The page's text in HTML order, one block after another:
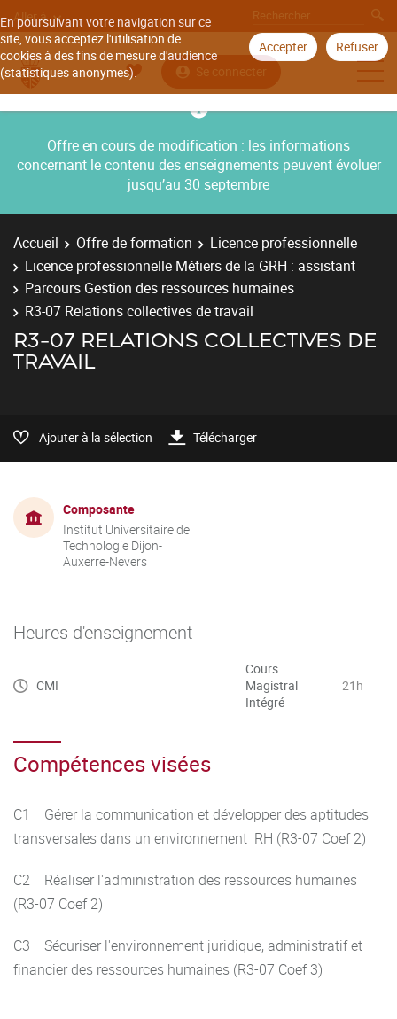
En poursuivant votre navigation sur ce
site, vous acceptez l'utilisation de
cookies à des fins de mesure d'audience
(statistiques anonymes).
Accepter Refuser
Aller à
Se connecter
Offre en cours de modification : les informations
concernant le contenu des enseignements peuvent évoluer
jusqu’au 30 septembre
Accueil Offre de formation
Licence professionnelle
Licence professionnelle Métiers de la GRH : assistant
Parcours Gestion des ressources humaines
R3-07 Relations collectives de travail
R3-07 RELATIONS COLLECTIVES DE
TRAVAIL
Ajouter à la sélection Télécharger
Composante
Institut Universitaire de
Technologie Dijon-
Auxerre-Nevers
Heures d'enseignement
CMI
Cours
Magistral
Intégré
21h
Compétences visées
C1 Gérer la communication et développer des aptitudes
transversales dans un environnement RH (R3-07 Coef 2)
C2 Réaliser l'administration des ressources humaines
(R3-07 Coef 2)
C3 Sécuriser l'environnement juridique, administratif et
financier des ressources humaines (R3-07 Coef 3)